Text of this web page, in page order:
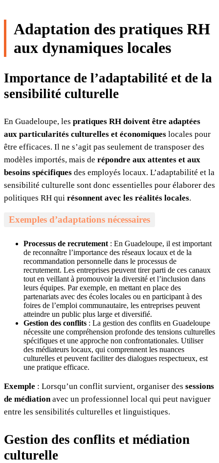
Adaptation des pratiques RH
aux dynamiques locales
Importance de l’adaptabilité et de la
sensibilité culturelle
En Guadeloupe, les pratiques RH doivent être adaptées
aux particularités culturelles et économiques locales pour
être efficaces. Il ne s’agit pas seulement de transposer des
modèles importés, mais de répondre aux attentes et aux
besoins spécifiques des employés locaux. L’adaptabilité et la
sensibilité culturelle sont donc essentielles pour élaborer des
politiques RH qui résonnent avec les réalités locales.
Exemples d’adaptations nécessaires
Processus de recrutement : En Guadeloupe, il est important
de reconnaître l’importance des réseaux locaux et de la
recommandation personnelle dans le processus de
recrutement. Les entreprises peuvent tirer parti de ces canaux
tout en veillant à promouvoir la diversité et l’inclusion dans
leurs équipes. Par exemple, en mettant en place des
partenariats avec des écoles locales ou en participant à des
foires de l’emploi communautaire, les entreprises peuvent
atteindre un public plus large et diversifié.
Gestion des conflits : La gestion des conflits en Guadeloupe
nécessite une compréhension profonde des tensions culturelles
spécifiques et une approche non confrontationales. Utiliser
des médiateurs locaux, qui comprennent les nuances
culturelles et peuvent faciliter des dialogues respectueux, est
une pratique efficace.
Exemple : Lorsqu’un conflit survient, organiser des sessions
de médiation avec un professionnel local qui peut naviguer
entre les sensibilités culturelles et linguistiques.
Gestion des conflits et médiation
culturelle